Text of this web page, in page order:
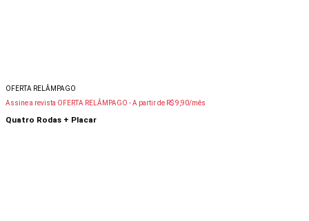
OFERTA RELÂMPAGO
Assine a revista OFERTA RELÂMPAGO -A partir de R$ 9,90/mês
Quatro Rodas + Placar